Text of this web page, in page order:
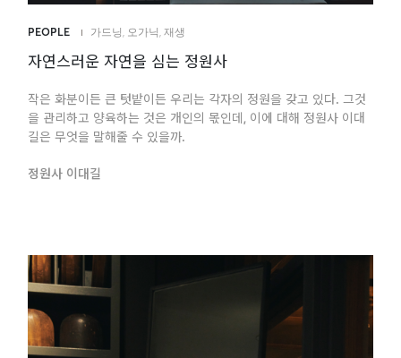
PEOPLE 가드닝, 오가닉,재생
자연스러운 자연을 심는 정원사
작은 화분이든 큰 텃밭이든 우리는 각자의 정원을 갖고 있다. 그것
을 관리하고 양육하는 것은 개인의 몫인데, 이에 대해 정원사 이대
길은 무엇을 말해줄 수 있을까.
정원사 이대길